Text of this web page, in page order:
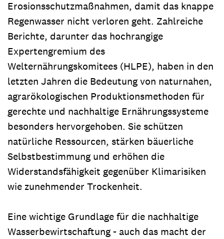
Erosionsschutzmaßnahmen, damit das knappe
Regenwasser nicht verloren geht. Zahlreiche
Berichte, darunter das hochrangige
Expertengremium des
Welternährungskomitees (HLPE), haben in den
letzten Jahren die Bedeutung von naturnahen,
agrarökologischen Produktionsmethoden für
gerechte und nachhaltige Ernährungssysteme
besonders hervorgehoben. Sie schützen
natürliche Ressourcen, stärken bäuerliche
Selbstbestimmung und erhöhen die
Widerstandsfähigkeit gegenüber Klimarisiken
wie zunehmender Trockenheit.
Eine wichtige Grundlage für die nachhaltige
Wasserbewirtschaftung - auch das macht der